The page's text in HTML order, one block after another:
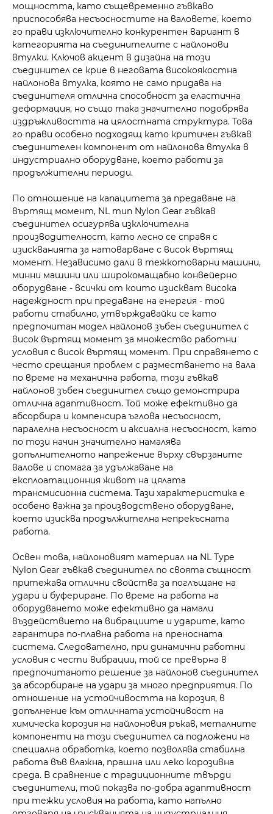
мощността, като същевременно гъвкаво
приспособява несъосностите на валовете, което
го прави изключително конкурентен вариант в
категорията на съединителите с найлонови
втулки. Ключов акцент в дизайна на този
съединител се крие в неговата високоякостна
найлонова втулка, която не само придава на
съединителя отлична способност за еластична
деформация, но също така значително подобрява
издръжливостта на цялостната структура. Това
го прави особено подходящ като критичен гъвкав
съединителен компонент от найлонова втулка в
индустриално оборудване, което работи за
продължителни периоди.
По отношение на капацитета за предаване на
въртящ момент, NL тип Nylon Gear гъвкав
съединител осигурява изключителна
производителност, като лесно се справя с
изискванията за натоварване с висок въртящ
момент. Независимо дали в тежкотоварни машини,
минни машини или широкомащабно конвейерно
оборудване - всички от които изискват висока
надеждност при предаване на енергия - той
работи стабилно, утвърждавайки се като
предпочитан модел найлонов зъбен съединител с
висок въртящ момент за множество работни
условия с висок въртящ момент. При справянето с
често срещания проблем с разместването на вала
по време на механична работа, този гъвкав
найлонов зъбен съединител също демонстрира
отлична адаптивност. Той може ефективно да
абсорбира и компенсира ъглова несъосност,
паралелна несъосност и аксиална несъосност, като
по този начин значително намалява
допълнителното напрежение върху свързаните
валове и спомага за удължаване на
експлоатационния живот на цялата
трансмисионна система. Тази характеристика е
особено важна за производствено оборудване,
което изисква продължителна непрекъсната
работа.
Освен това, найлоновият материал на NL Type
Nylon Gear гъвкав съединител по своята същност
притежава отлични свойства за поглъщане на
удари и буфериране. По време на работа на
оборудването може ефективно да намали
въздействието на вибрациите и ударите, като
гарантира по-плавна работа на преносната
система. Следователно, при динамични работни
условия с чести вибрации, той се превърна в
предпочитаното решение за найлонов съединител
за абсорбиране на удари за много предприятия. По
отношение на устойчивостта на корозия, в
допълнение към отличната устойчивост на
химическа корозия на найлоновия ръкав, металните
компоненти на този съединител са подложени на
специална обработка, което позволява стабилна
работа във влажна, прашна или леко корозивна
среда. В сравнение с традиционните твърди
съединители, той показва по-добра адаптивност
при тежки условия на работа, като напълно